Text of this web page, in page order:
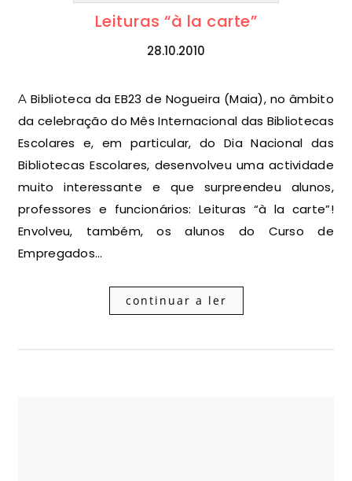
Leituras “à la carte”
28.10.2010
A Biblioteca da EB23 de Nogueira (Maia), no âmbito
da celebração do Mês Internacional das Bibliotecas
Escolares e, em particular, do Dia Nacional das
Bibliotecas Escolares, desenvolveu uma actividade
muito interessante e que surpreendeu alunos,
professores e funcionários: Leituras “à la carte”!
Envolveu, também, os alunos do Curso de
Empregados…
continuar a ler